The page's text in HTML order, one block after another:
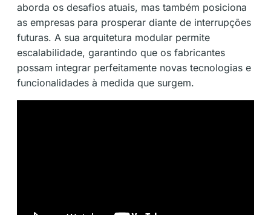
aborda os desafios atuais, mas também posiciona
as empresas para prosperar diante de interrupções
futuras. A sua arquitetura modular permite
escalabilidade, garantindo que os fabricantes
possam integrar perfeitamente novas tecnologias e
funcionalidades à medida que surgem.